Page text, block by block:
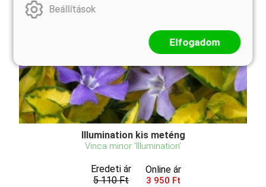
Illumination kis meténg
Vinca minor 'Illumination'
Eredeti ár
5 110 Ft
Online ár
3 950 Ft
Beállítások
Elfogadom